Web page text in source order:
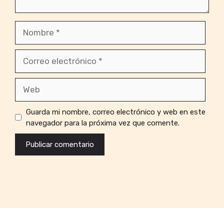
electrónico
Guarda mi nombre, correo electrónico y web en este
navegador para la próxima vez que comente.